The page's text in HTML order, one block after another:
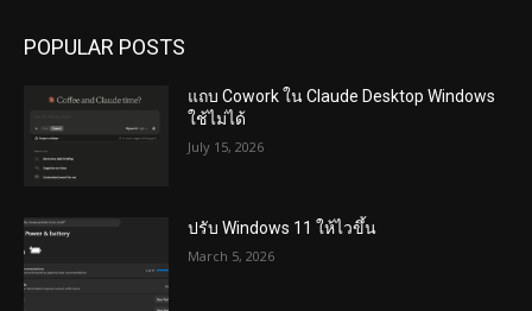
POPULAR POSTS
แถบ Cowork ใน Claude Desktop Windows
ใช้ไม่ได้
July 15, 2026
ปรับ Windows 11 ให้ไวขึ้น
March 5, 2026